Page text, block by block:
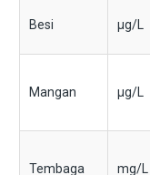
Besi μg/L
Mangan μg/L
Tembaga mg/L